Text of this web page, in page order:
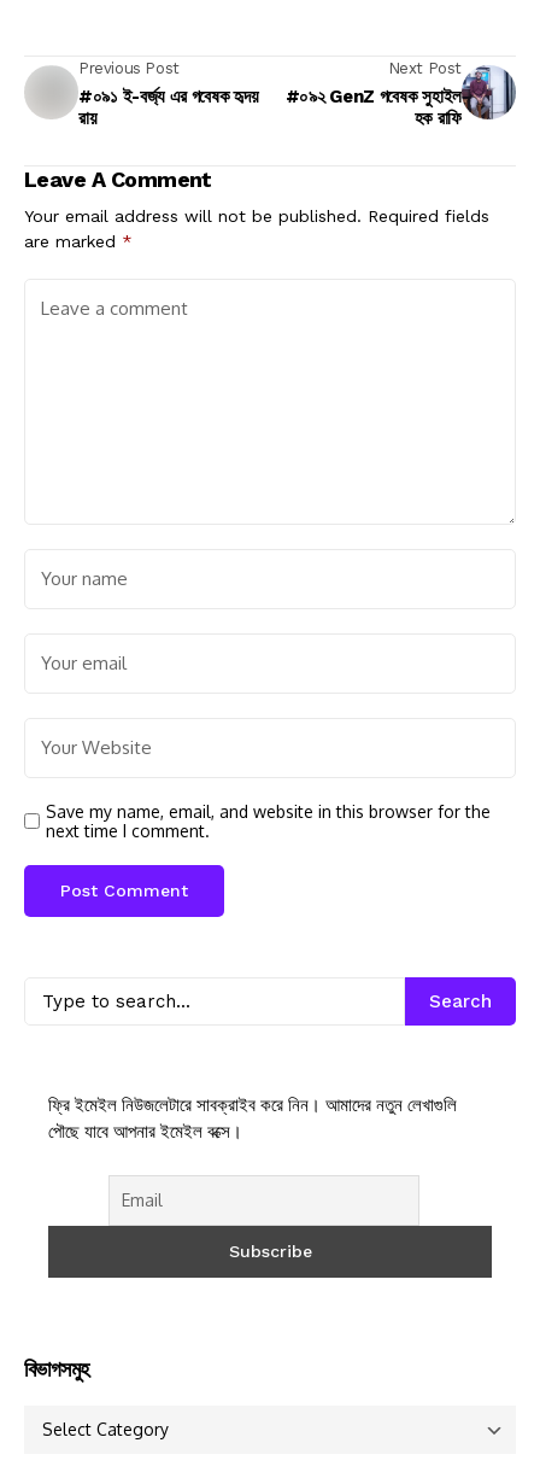
Previous Post
#০৯১ ই-বর্জ্য এর গবেষক হৃদয়
রায়
Next Post
#০৯২ GenZ গবেষক সুহাইল
হক রাফি
Leave A Comment
Your email address will not be published. Required fields
are marked *
Save my name, email, and website in this browser for the
next time I comment.
Search
ফ্রি ইমেইল নিউজলেটারে সাবক্রাইব করে নিন। আমাদের নতুন লেখাগুলি
পৌছে যাবে আপনার ইমেইল বক্সে।
বিভাগসমুহ